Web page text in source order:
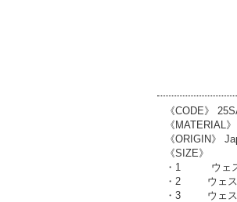
《CODE》
《MATERIAL
《ORIGIN》
《SIZE》
・1 ウェス
・2 ウェス
・3 ウェス